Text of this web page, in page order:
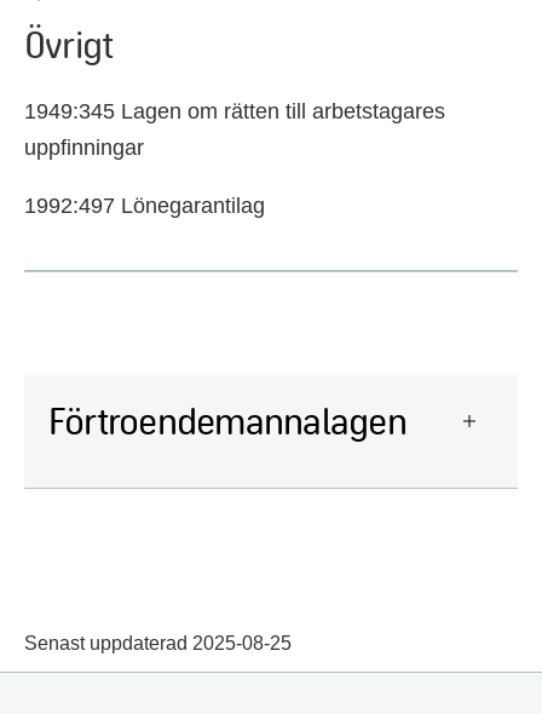
Övrigt
1949:345 Lagen om rätten till arbetstagares
uppfinningar
1992:497 Lönegarantilag
Förtroendemannalagen
Senast uppdaterad 2025-08-25